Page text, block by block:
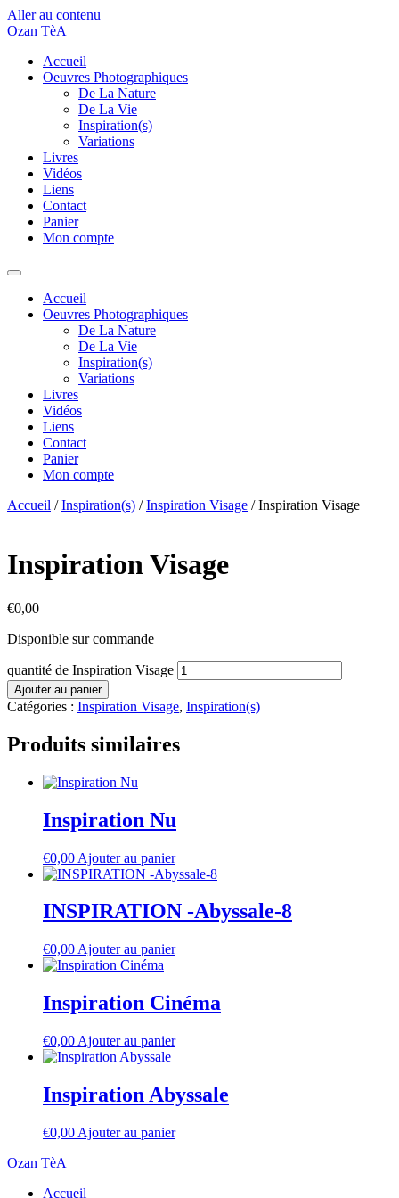
Aller au contenu
Ozan TèA
Accueil
Oeuvres Photographiques
De La Nature
De La Vie
Inspiration(s)
Variations
Livres
Vidéos
Liens
Contact
Panier
Mon compte
Accueil
Oeuvres Photographiques
De La Nature
De La Vie
Inspiration(s)
Variations
Livres
Vidéos
Liens
Contact
Panier
Mon compte
Accueil /Inspiration(s) /Inspiration Visage / Inspiration Visage
Inspiration Visage
€0,00
Disponible sur commande
quantité de Inspiration Visage
Ajouter au panier
Catégories : Inspiration Visage, Inspiration(s)
Produits similaires
Inspiration Nu
€0,00 Ajouter au panier
INSPIRATION -Abyssale-8
€0,00 Ajouter au panier
Inspiration Cinéma
€0,00 Ajouter au panier
Inspiration Abyssale
€0,00 Ajouter au panier
Ozan TèA
Accueil